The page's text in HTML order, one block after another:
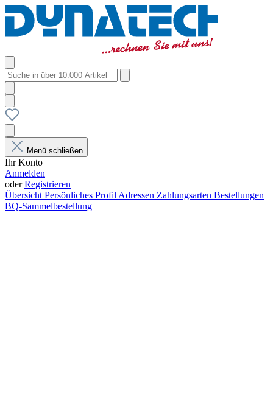
Menü schließen
Ihr Konto
Anmelden
oderRegistrieren
Übersicht Persönliches Profil Adressen Zahlungsarten Bestellungen
BQ-Sammelbestellung